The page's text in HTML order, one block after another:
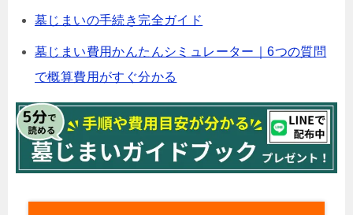
墓じまいの手続き完全ガイド
墓じまい費用かんたんシミュレーター｜6つの質問
で概算費用がすぐ分かる